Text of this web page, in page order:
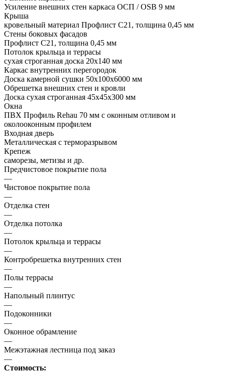
Усиление внешних стен каркаса ОСП / OSB 9 мм
Крыша
кровельный материал Профлист С21, толщина 0,45 мм
Стены боковых фасадов
Профлист С21, толщина 0,45 мм
Потолок крыльца и террасы
сухая строганная доска 20х140 мм
Каркас внутренних перегородок
Доска камерной сушки 50х100х6000 мм
Обрешетка внешних стен и кровли
Доска сухая строганная 45х45х300 мм
Окна
ПВХ Профиль Rehau 70 мм с оконным отливом и
околооконным профилем
Входная дверь
Металлическая с терморазрывом
Крепеж
саморезы, метизы и др.
Предчистовое покрытие пола
—
Чистовое покрытие пола
—
Отделка стен
—
Отделка потолка
—
Потолок крыльца и террасы
—
Контробрешетка внутренних стен
—
Полы террасы
—
Напольный плинтус
—
Подоконники
—
Оконное обрамление
—
Межэтажная лестница под заказ
—
Стоимость: